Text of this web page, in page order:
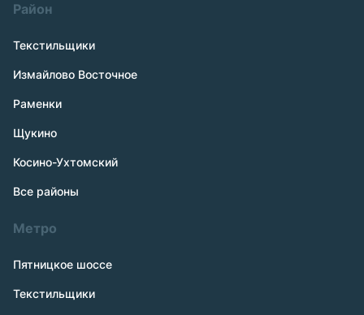
Район
Текстильщики
Измайлово Восточное
Раменки
Щукино
Косино-Ухтомский
Все районы
Метро
Пятницкое шоссе
Текстильщики